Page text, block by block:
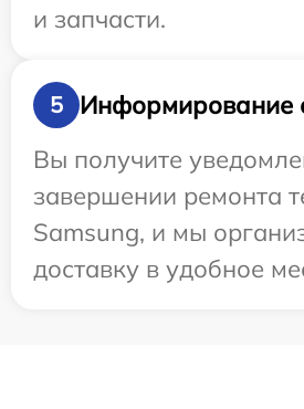
и запчасти.
5
Информирование
Вы получите
завершении ремонта
Samsung, и мы
доставку в удобное